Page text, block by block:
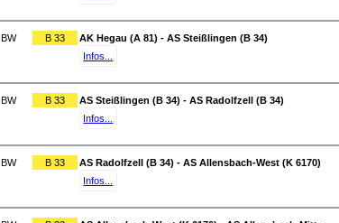
BW B 33
AK Hegau (A 81) - AS Steißlingen (B 34)
Infos...
BW B 33
AS Steißlingen (B 34) - AS Radolfzell (B 34)
Infos...
BW B 33
AS Radolfzell (B 34) - AS Allensbach-West (K 6170)
Infos...